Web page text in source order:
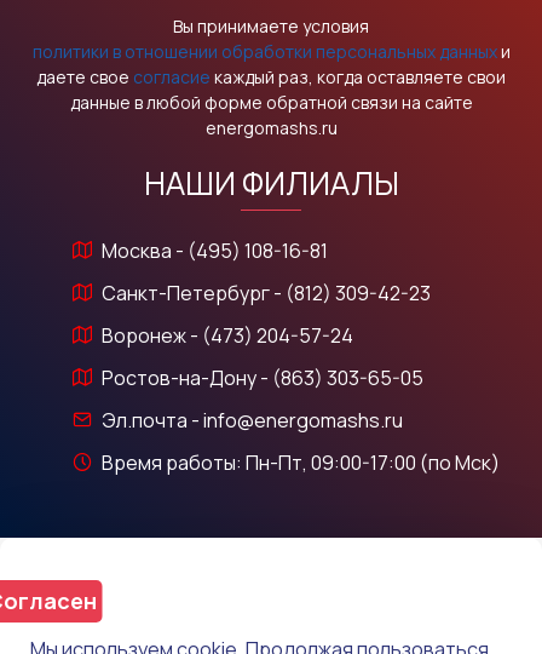
Вы принимаете условия
политики в отношении обработки персональных данныхи
даете свое согласие каждый раз, когда оставляете свои
данные в любой форме обратной связи на сайте
energomashs.ru
НАШИ ФИЛИАЛЫ
Москва - (495) 108-16-81
Санкт-Петербург - (812) 309-42-23
Воронеж - (473) 204-57-24
Ростов-на-Дону - (863) 303-65-05
Эл.почта - info@energomashs.ru
Время работы: Пн-Пт, 09:00-17:00 (по Мск)
Мы используем cookie. Продолжая пользоваться